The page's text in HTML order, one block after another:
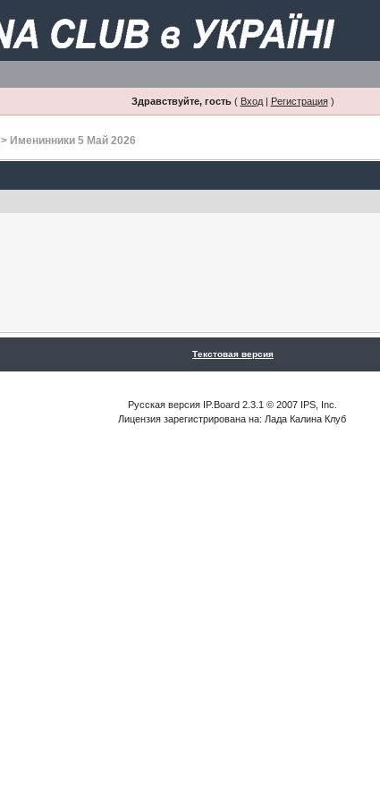
Здравствуйте, гость( Вход| Регистрация)
> Именинники 5 Май 2026
Текстовая версия
Русская версия IP.Board 2.3.1 © 2007 IPS, Inc.
Лицензия зарегистрирована на: Лада Калина Клуб